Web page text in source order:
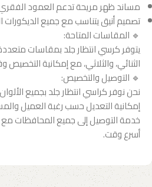
مساند ظهر مريحة تدعم العمود
تصميم أنيق يتناسب مع جميع الديكورات
🔹 المقاسات المتاحة:
يتوفر كرسي انتظار جلد بمقاسات
الثنائي، والثلاثي، مع إمكانية التخصيص
🔹 التوصيل والتخصيص:
نحن نوفر كراسي انتظار جلد بجميع
إمكانية التعديل حسب رغبة العميل
خدمة التوصيل إلى جميع المحافظات
أسرع وقت.